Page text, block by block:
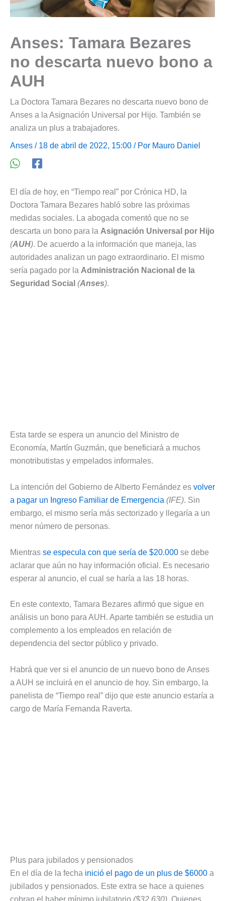
Anses: Tamara Bezares
no descarta nuevo bono a
AUH
La Doctora Tamara Bezares no descarta nuevo bono de
Anses a la Asignación Universal por Hijo. También se
analiza un plus a trabajadores.
Anses / 18 de abril de 2022, 15:00 / Por Mauro Daniel
El día de hoy, en “Tiempo real” por Crónica HD, la
Doctora Tamara Bezares habló sobre las próximas
medidas sociales. La abogada comentó que no se
descarta un bono para la Asignación Universal por Hijo
(AUH). De acuerdo a la información que maneja, las
autoridades analizan un pago extraordinario. El mismo
sería pagado por la Administración Nacional de la
Seguridad Social (Anses).
Esta tarde se espera un anuncio del Ministro de
Economía, Martín Guzmán, que beneficiará a muchos
monotributistas y empelados informales.
La intención del Gobierno de Alberto Fernández es volver
a pagar un Ingreso Familiar de Emergencia (IFE). Sin
embargo, el mismo sería más sectorizado y llegaría a un
menor número de personas.
Mientras se especula con que sería de $20.000 se debe
aclarar que aún no hay información oficial. Es necesario
esperar al anuncio, el cual se haría a las 18 horas.
En este contexto, Tamara Bezares afirmó que sigue en
análisis un bono para AUH. Aparte también se estudia un
complemento a los empleados en relación de
dependencia del sector público y privado.
Habrá que ver si el anuncio de un nuevo bono de Anses
a AUH se incluirá en el anuncio de hoy. Sin embargo, la
panelista de “Tiempo real” dijo que este anuncio estaría a
cargo de María Fernanda Raverta.
Plus para jubilados y pensionados
En el día de la fecha inició el pago de un plus de $6000 a
jubilados y pensionados. Este extra se hace a quienes